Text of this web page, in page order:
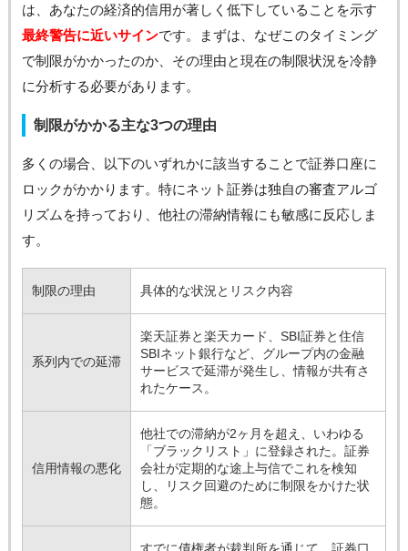
は、あなたの経済的信用が著しく低下していることを示す
最終警告に近いサインです。まずは、なぜこのタイミング
で制限がかかったのか、その理由と現在の制限状況を冷静
に分析する必要があります。
制限がかかる主な3つの理由
多くの場合、以下のいずれかに該当することで証券口座に
ロックがかかります。特にネット証券は独自の審査アルゴ
リズムを持っており、他社の滞納情報にも敏感に反応しま
す。
制限の理由 具体的な状況とリスク内容
系列内での延滞
楽天証券と楽天カード、SBI証券と住信
SBIネット銀行など、グループ内の金融
サービスで延滞が発生し、情報が共有さ
れたケース。
信用情報の悪化
他社での滞納が2ヶ月を超え、いわゆる
「ブラックリスト」に登録された。証券
会社が定期的な途上与信でこれを検知
し、リスク回避のために制限をかけた状
態。
すでに債権者が裁判所を通じて、証券口